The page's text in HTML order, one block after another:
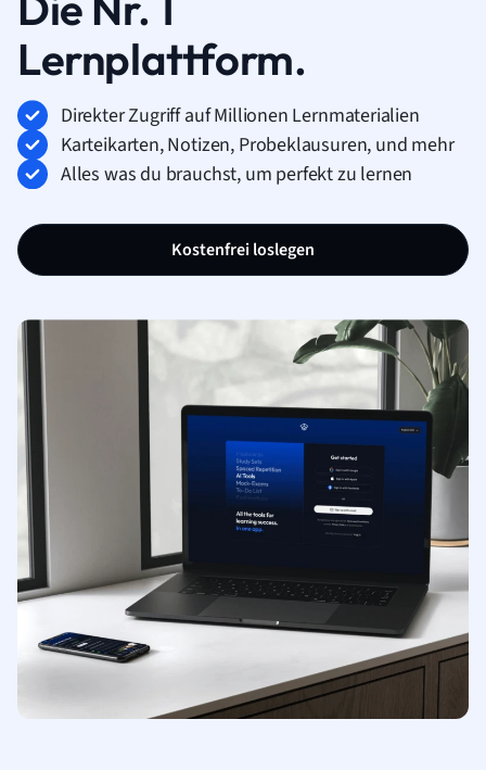
Lernplattform.
Direkter Zugriff auf Millionen Lernmaterialien
Karteikarten, Notizen, Probeklausuren, und mehr
Alles was du brauchst, um perfekt zu lernen
Kostenfrei loslegen